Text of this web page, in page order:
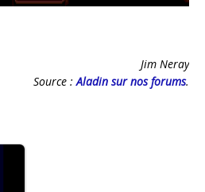
Jim Neray
Source :Aladin sur nos forums.